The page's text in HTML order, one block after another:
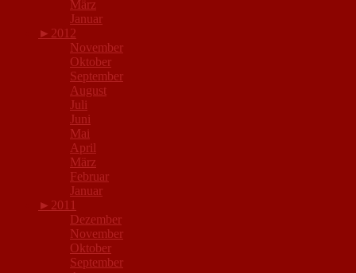
März
Januar
► 2012
November
Oktober
September
August
Juli
Juni
Mai
April
März
Februar
Januar
► 2011
Dezember
November
Oktober
September